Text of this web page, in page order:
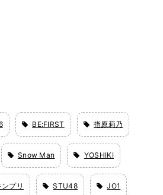
BE:FIRST 指原莉乃
Snow Man YOSHIKI
ンプリ STU48 JO1